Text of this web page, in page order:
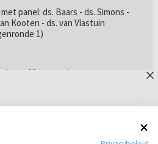
met panel: ds. Baars - ds. Simons -
Kooten - ds. van Vlastuin
1)
van Vlastuin - Is